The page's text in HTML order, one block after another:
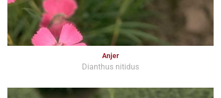
Anjer
Dianthus nitidus